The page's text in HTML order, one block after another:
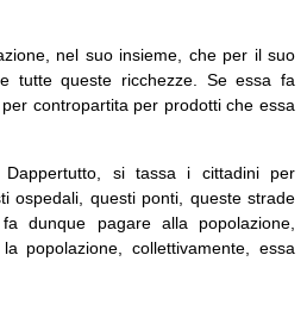
nel suo insieme, che per il suo
tutte queste ricchezze. Se essa fa
contropartita per prodotti che essa
si tassa i cittadini per
ospedali, questi ponti, queste strade
dunque pagare alla popolazione,
popolazione, collettivamente, essa